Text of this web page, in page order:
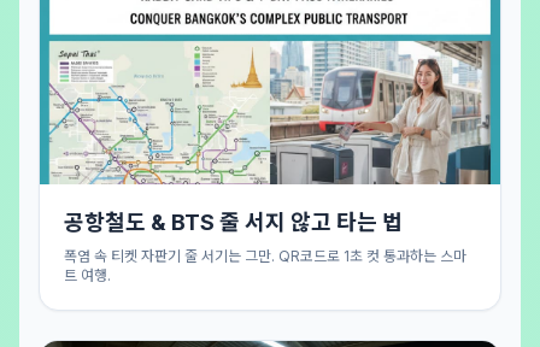
공항철도 & BTS 줄 서지 않고 타는 법
폭염 속 티켓 자판기 줄 서기는 그만. QR코드로 1초 컷 통과하는 스마
트 여행.